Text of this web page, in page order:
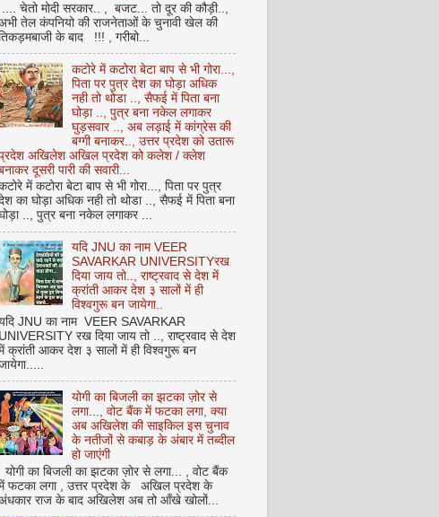
.... चेतो मोदी सरकार.. , बजट... तो दूर की कौड़ी..,
तेल कंपनियो की राजनेताओं के चुनावी खेल की
के बाद !!! , गरीबो...
कटोरे में कटोरा बेटा बाप से भी गोरा...,
पिता पर पुत्र देश का घोड़ा अधिक
नही तो थोडा .., सैफई में पिता बना
घोड़ा .., पुत्र बना नकेल लगाकर
घुड़सवार .., अब लड़ाई में कांग्रेस की
बग्गी बनाकर.., उत्तर प्रदेश को उतारू
अखिलेश अखिल प्रदेश को कलेश / क्लेश
दूसरी पारी की सवारी...
में कटोरा बेटा बाप से भी गोरा..., पिता पर पुत्र
का घोड़ा अधिक नही तो थोडा .., सैफई में पिता बना
.., पुत्र बना नकेल लगाकर ...
यदि JNU का नाम VEER
SAVARKAR UNIVERSITYरख
दिया जाय तो.., राष्ट्रवाद से देश में
क्रांती आकर देश ३ सालों में ही
विश्वगुरू बन जायेगा..
JNU का नाम VEER SAVARKAR
UNIVERSITY रख दिया जाय तो .., राष्ट्रवाद से देश
क्रांती आकर देश ३ सालों में ही विश्वगुरू बन
योगी का बिजली का झटका ज़ोर से
लगा..., वोट बैंक में फटका लगा, क्या
अब अखिलेश की साइकिल इस चुनाव
के नतीजों से कबाड़ के अंबार में तब्दील
हो जाएंगी
योगी का बिजली का झटका ज़ोर से लगा... , वोट बैंक
फटका लगा , उत्तर प्रदेश के अखिल प्रदेश के
राज के बाद अखिलेश अब तो आँखे खोलों...